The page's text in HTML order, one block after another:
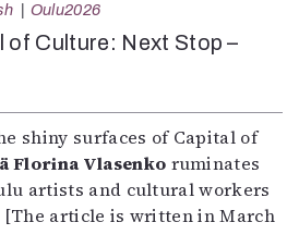
Oulu2026
of Culture: Next Stop –
shiny surfaces of Capital of
Florina Vlasenko ruminates
artists and cultural workers
[The article is written in March